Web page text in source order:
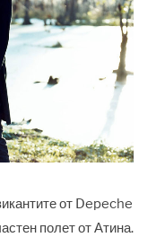
от Depeche
полет от Атина.